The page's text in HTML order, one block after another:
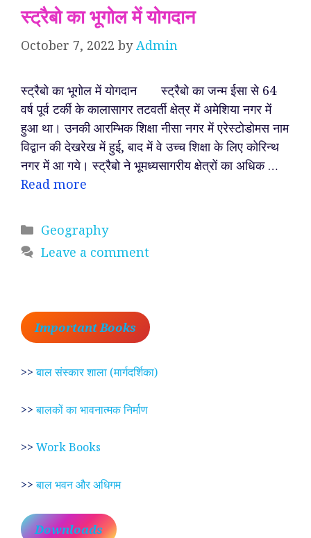
स्ट्रैबो का भूगोल में योगदान
October 7, 2022 byAdmin
स्ट्रैबो का भूगोल में योगदान स्ट्रैबो का जन्म ईसा से 64
वर्ष पूर्व टर्की के कालासागर तटवर्ती क्षेत्र में अमेशिया नगर में
हुआ था। उनकी आरम्भिक शिक्षा नीसा नगर में एरेस्टोडोमस नाम
विद्वान की देखरेख में हुई, बाद में वे उच्च शिक्षा के लिए कोरिन्थ
नगर में आ गये। स्ट्रैबो ने भूमध्यसागरीय क्षेत्रों का अधिक …
Read more
Categories
Geography
Leave a comment
Important Books
>>बाल संस्कार शाला (मार्गदर्शिका)
>>बालकों का भावनात्मक निर्माण
>> Work Books
>>बाल भवन और अधिगम
Downloads